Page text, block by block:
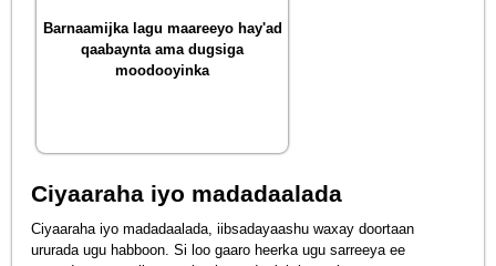
Barnaamijka lagu maareeyo hay'ad
qaabaynta ama dugsiga
moodooyinka
Ciyaaraha iyo madadaalada
Ciyaaraha iyo madadaalada, iibsadayaashu waxay doortaan
ururada ugu habboon. Si loo gaaro heerka ugu sarreeya ee